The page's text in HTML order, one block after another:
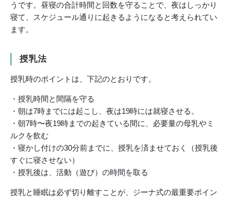
うです。昼寝の合計時間と回数を守ることで、夜はしっかり
寝て、スケジュール通りに起きるようになると考えられてい
ます。
授乳法
授乳時のポイントは、下記のとおりです。
・授乳時間と間隔を守る
・朝は7時までには起こし、夜は19時には就寝させる。
・朝7時〜夜19時までの起きている間に、必要量の母乳やミ
ルクを飲む
・寝かし付けの30分前までに、授乳を済ませておく（授乳後
すぐに寝させない）
・授乳後は、活動（遊び）の時間を取る
授乳と睡眠は必ず切り離すことが、ジーナ式の最重要ポイン